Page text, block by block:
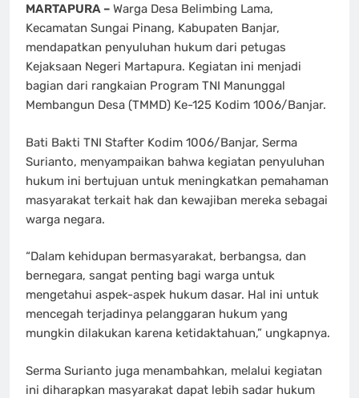
MARTAPURA – Warga Desa Belimbing Lama,
Kecamatan Sungai Pinang, Kabupaten Banjar,
mendapatkan penyuluhan hukum dari petugas
Kejaksaan Negeri Martapura. Kegiatan ini menjadi
bagian dari rangkaian Program TNI Manunggal
Membangun Desa (TMMD) Ke-125 Kodim 1006/Banjar.
Bati Bakti TNI Stafter Kodim 1006/Banjar, Serma
Surianto, menyampaikan bahwa kegiatan penyuluhan
hukum ini bertujuan untuk meningkatkan pemahaman
masyarakat terkait hak dan kewajiban mereka sebagai
warga negara.
“Dalam kehidupan bermasyarakat, berbangsa, dan
bernegara, sangat penting bagi warga untuk
mengetahui aspek-aspek hukum dasar. Hal ini untuk
mencegah terjadinya pelanggaran hukum yang
mungkin dilakukan karena ketidaktahuan,” ungkapnya.
Serma Surianto juga menambahkan, melalui kegiatan
ini diharapkan masyarakat dapat lebih sadar hukum